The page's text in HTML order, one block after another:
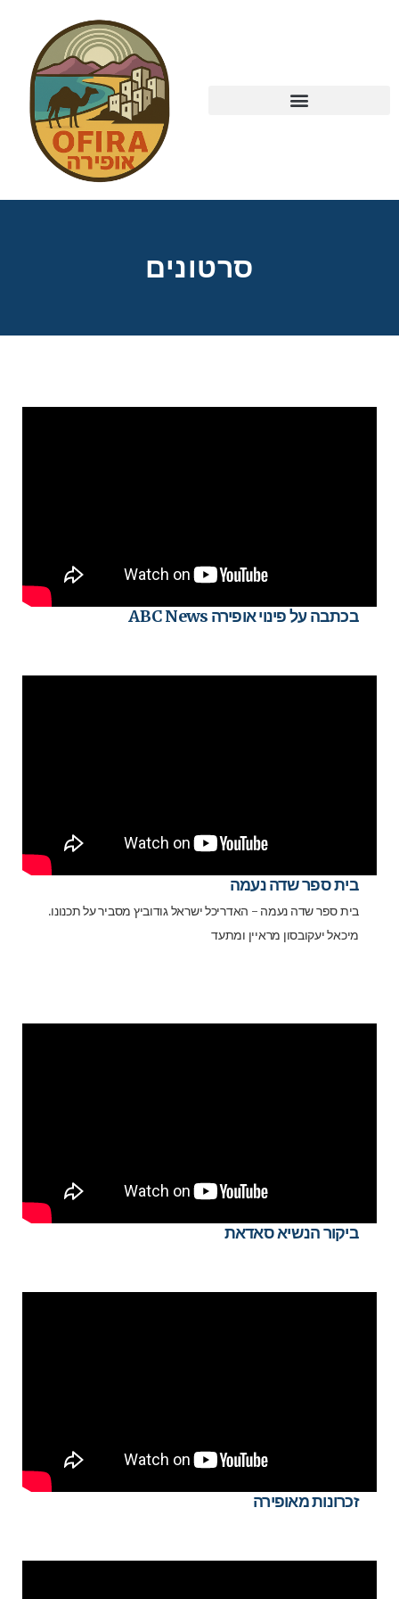
סרטונים
בכתבה על פינוי אופירה ABC News
בית ספר שדה נעמה
בית ספר שדה נעמה - האדריכל ישראל גודוביץ מסביר על תכנונו.
מיכאל יעקובסון מראיין ומתעד
ביקור הנשיא סאדאת
זכרונות מאופירה